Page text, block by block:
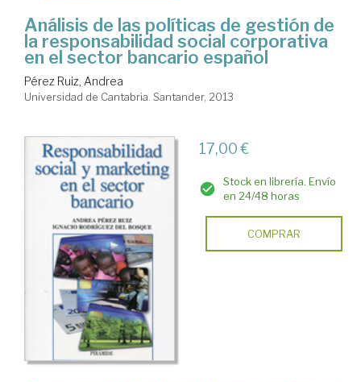
Análisis de las políticas de gestión de
la responsabilidad social corporativa
en el sector bancario español
Pérez Ruiz, Andrea
Universidad de Cantabria. Santander, 2013
17,00 €
Stock en librería. Envío
en 24/48 horas
COMPRAR